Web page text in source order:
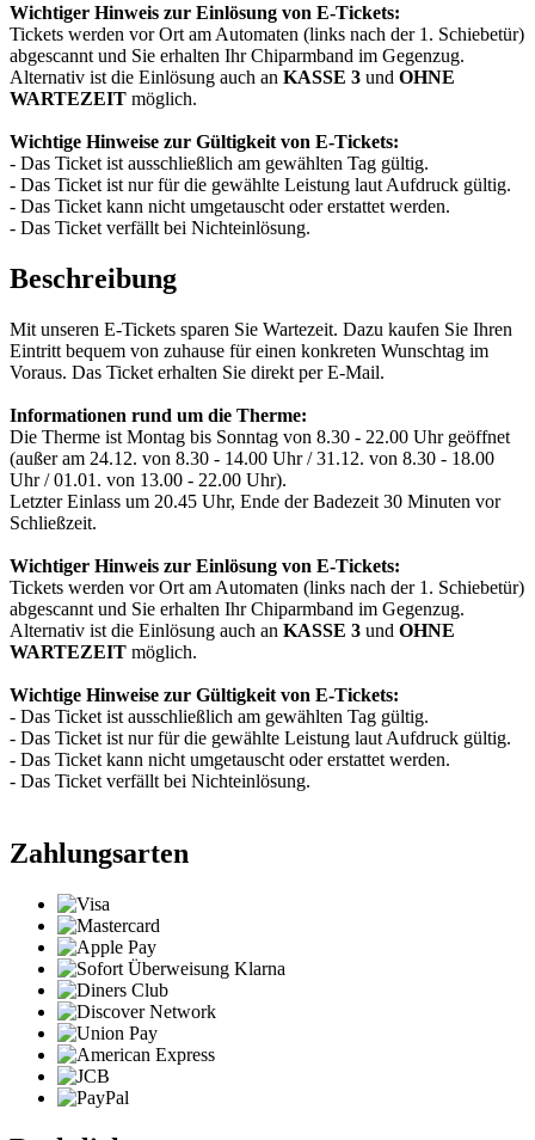
Wichtiger Hinweis zur Einlösung von E-Tickets:
Tickets werden vor Ort am Automaten (links nach der 1. Schiebetür)
abgescannt und Sie erhalten Ihr Chiparmband im Gegenzug.
Alternativ ist die Einlösung auch an KASSE 3 und OHNE
WARTEZEIT möglich.
Wichtige Hinweise zur Gültigkeit von E-Tickets:
- Das Ticket ist ausschließlich am gewählten Tag gültig.
- Das Ticket ist nur für die gewählte Leistung laut Aufdruck gültig.
- Das Ticket kann nicht umgetauscht oder erstattet werden.
- Das Ticket verfällt bei Nichteinlösung.
Beschreibung
Mit unseren E-Tickets sparen Sie Wartezeit. Dazu kaufen Sie Ihren
Eintritt bequem von zuhause für einen konkreten Wunschtag im
Voraus. Das Ticket erhalten Sie direkt per E-Mail.
Informationen rund um die Therme:
Die Therme ist Montag bis Sonntag von 8.30 - 22.00 Uhr geöffnet
(außer am 24.12. von 8.30 - 14.00 Uhr / 31.12. von 8.30 - 18.00
Uhr / 01.01. von 13.00 - 22.00 Uhr).
Letzter Einlass um 20.45 Uhr, Ende der Badezeit 30 Minuten vor
Schließzeit.
Wichtiger Hinweis zur Einlösung von E-Tickets:
Tickets werden vor Ort am Automaten (links nach der 1. Schiebetür)
abgescannt und Sie erhalten Ihr Chiparmband im Gegenzug.
Alternativ ist die Einlösung auch an KASSE 3 und OHNE
WARTEZEIT möglich.
Wichtige Hinweise zur Gültigkeit von E-Tickets:
- Das Ticket ist ausschließlich am gewählten Tag gültig.
- Das Ticket ist nur für die gewählte Leistung laut Aufdruck gültig.
- Das Ticket kann nicht umgetauscht oder erstattet werden.
- Das Ticket verfällt bei Nichteinlösung.
Zahlungsarten